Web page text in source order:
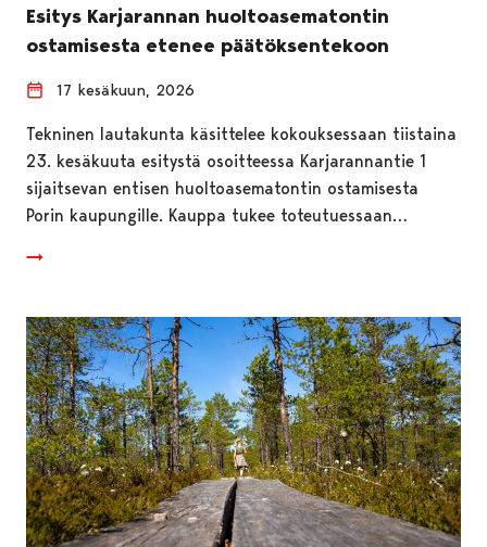
Esitys Karjarannan huoltoasematontin
ostamisesta etenee päätöksentekoon
17 kesäkuun, 2026
Tekninen lautakunta käsittelee kokouksessaan tiistaina
23. kesäkuuta esitystä osoitteessa Karjarannantie 1
sijaitsevan entisen huoltoasematontin ostamisesta
Porin kaupungille. Kauppa tukee toteutuessaan…